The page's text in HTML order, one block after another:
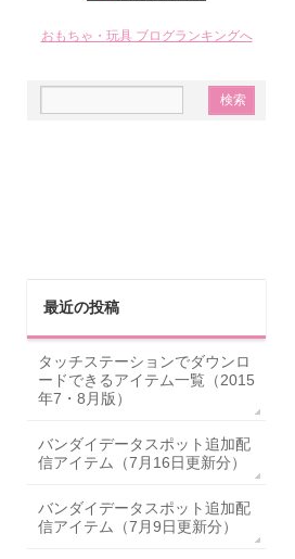
おもちゃ・玩具 ブログランキングへ
最近の投稿
タッチステーションでダウンロ
ードできるアイテム一覧（2015
年7・8月版）
バンダイデータスポット追加配
信アイテム（7月16日更新分）
バンダイデータスポット追加配
信アイテム（7月9日更新分）